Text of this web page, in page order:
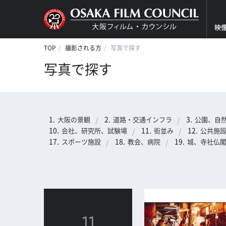
映
TOP 撮影される方 写真で探す
写真で探す
大阪の景観 道路・交通インフラ
公園、自
会社、研究所、試験場
街並み
公共施設
スポーツ施設
教会、病院 城、寺社仏閣